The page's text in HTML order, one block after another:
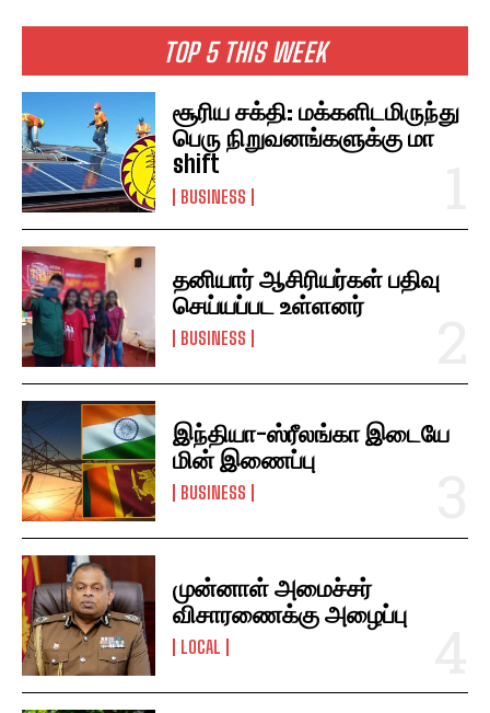
TOP 5 THIS WEEK
சூரிய சக்தி: மக்களிடமிருந்து
பெரு நிறுவனங்களுக்கு மா
shift
BUSINESS
தனியார் ஆசிரியர்கள் பதிவு
செய்யப்பட உள்ளனர்
BUSINESS
இந்தியா-ஸ்ரீலங்கா இடையே
மின் இணைப்பு
BUSINESS
முன்னாள் அமைச்சர்
விசாரணைக்கு அழைப்பு
LOCAL